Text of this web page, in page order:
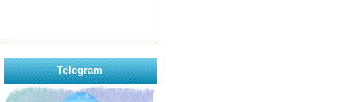
Telegram